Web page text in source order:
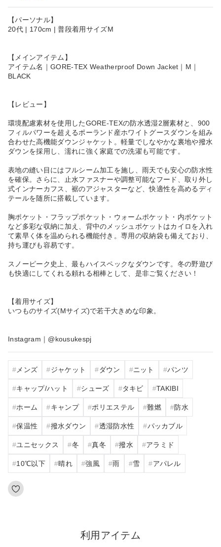
【パーソナル】
20代 | 170cm | 普段着用サイズM
【メインアイテム】
アイテム名｜GORE-TEX Weatherproof Down Jacket｜M｜
BLACK
【レビュー】
環境配慮素材を使用したGORE-TEXの防水透湿2層素材と、900
フィルパワーを超えるポーランド産ホワイトグースダウンを組み
合わせた高機能ダウンジャケット。軽量でしなやかな裏地や撥水
ダウンを採用し、濡れに強く家庭での洗濯も可能です。
表地の縫い目にはフルシーム加工を施し、雨天でも安心の防水性
を確保。さらに、止水ファスナーや調整可能なフード、取り外し
式インナーカフス、裾のアジャスターなど、快適性を高めるディ
テールを随所に搭載しています。
胸ポケット・フラップポケット・ウォームポケット・内ポケット
など多彩な収納に加え、背中のメッシュポケットはカイロを入れ
て素早く体を温められる機能付き。専用の収納袋も備えており、
持ち運びも容易です。
スノーピーク史上、最もハイスペックなダウンです。冬の野遊び
も快適にしてくれる頼れる相棒として、是非ご覧ください！
【着用サイズ】
いつものサイズ(Mサイズ)で若干大きめな印象。
Instagram｜@kousukespj
メンズ ジャケット ダウン ニット パンツ
キャップ/ハット シューズ タキビ TAKIBI
ホーム キャンプ ポリエステル 難燃 防水
保温性 撥水ダウン 透湿防水性 パッカブル
ユニセックス 冬 真冬 撥水 アラミド
10℃以下 晴れ 強風 雨 雪 アパレル
利用アイテム